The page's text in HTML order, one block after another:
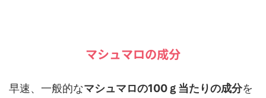
マシュマロの成分
早速、一般的なマシュマロの100ｇ当たりの成分を